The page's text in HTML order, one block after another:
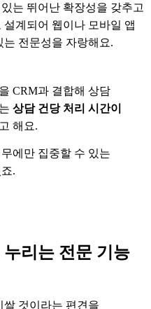
는 뛰어난 확장성을 갖추고
설계되어 웹이나 모바일 앱
전문성을 자랑해요.
CRM과 결합해 상담
상담 건당 처리 시간이
해요.
에만 집중할 수 있는
.
리는 전문 기능
쌀 것이라는 편견을